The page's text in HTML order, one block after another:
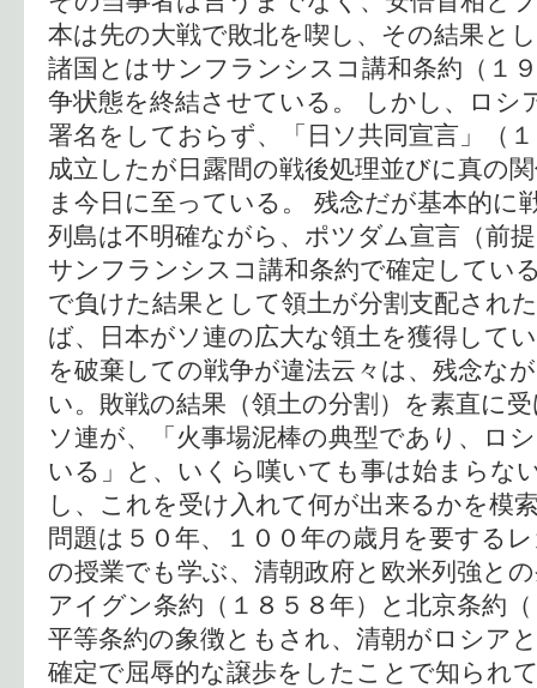
本は先の大戦で敗北を喫し、その結果と
諸国とはサンフランシスコ講和条約（１
争状態を終結させている。 しかし、ロシ
署名をしておらず、「日ソ共同宣言」（
成立したが日露間の戦後処理並びに真の
ま今日に至っている。 残念だが基本的に
列島は不明確ながら、ポツダム宣言（前
サンフランシスコ講和条約で確定してい
で負けた結果として領土が分割支配され
ば、日本がソ連の広大な領土を獲得して
を破棄しての戦争が違法云々は、残念な
い。敗戦の結果（領土の分割）を素直に
ソ連が、「火事場泥棒の典型であり、ロ
いる」と、いくら嘆いても事は始まらな
し、これを受け入れて何が出来るかを模
問題は５０年、１００年の歳月を要する
の授業でも学ぶ、清朝政府と欧米列強と
アイグン条約（１８５８年）と北京条約
平等条約の象徴ともされ、清朝がロシア
確定で屈辱的な譲歩をしたことで知られ